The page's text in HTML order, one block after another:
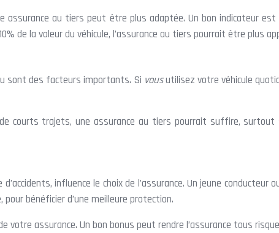
assurance au tiers peut être plus adaptée. Un bon indicateur
de la valeur du véhicule, l’assurance au tiers pourrait être plus
sont des facteurs importants. Si vousutilisez votre véhicule
de courts trajets, une assurance au tiers pourrait suffire, surtout
influence le choix de l’assurance. Un jeune
bénéficier d’une meilleure protection.
assurance. Un bon bonus peut rendre l’assurance tous